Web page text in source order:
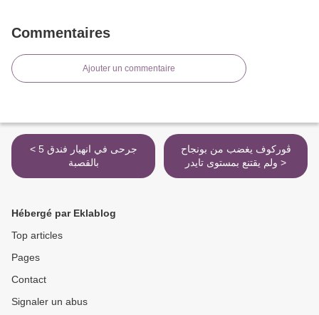
Commentaires
Ajouter un commentaire
< 5 جرحى في انهيار فندق
بالقصبة
ڤوركوف يغضب من بونجاح
ولم يقتنع بمستوى تايدر >
Hébergé par Eklablog
Top articles
Pages
Contact
Signaler un abus